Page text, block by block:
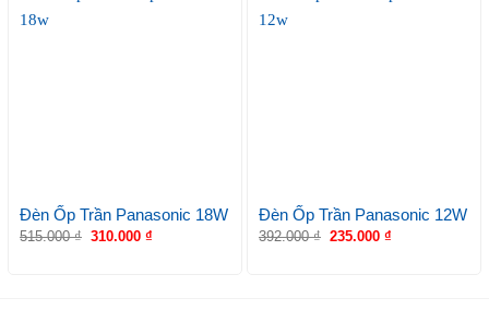
Đèn Ốp Trần Panasonic 18W
515.000₫ 310.000 ₫
Đèn Ốp Trần Panasonic 12W
392.000₫ 235.000 ₫